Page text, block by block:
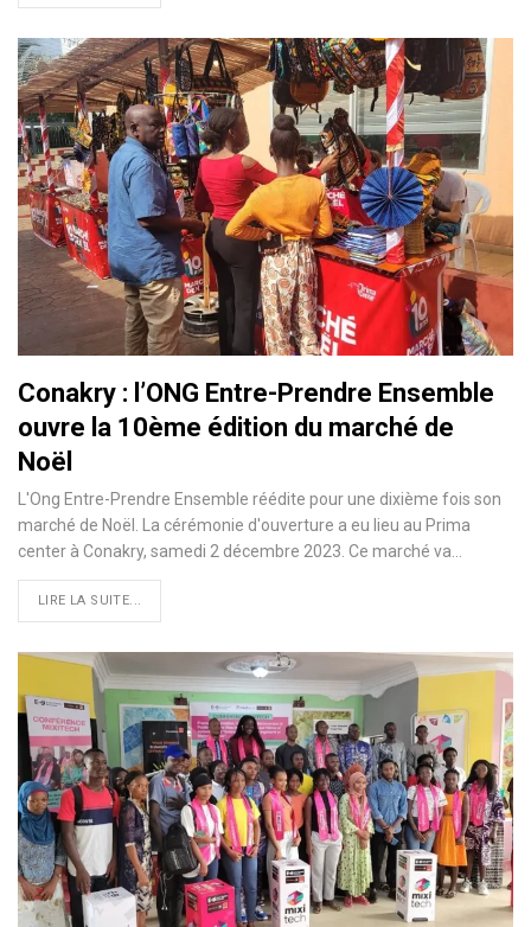
Conakry : l’ONG Entre-Prendre Ensemble
ouvre la 10ème édition du marché de
Noël
L'Ong Entre-Prendre Ensemble réédite pour une dixième fois son
marché de Noël. La cérémonie d'ouverture a eu lieu au Prima
center à Conakry, samedi 2 décembre 2023. Ce marché va…
LIRE LA SUITE...